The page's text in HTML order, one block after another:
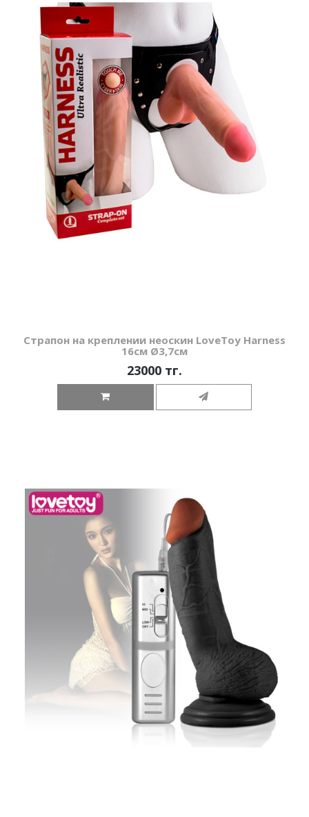
Страпон на креплении неоскин LoveToy Harness
16см Ø3,7см
23000 тг.